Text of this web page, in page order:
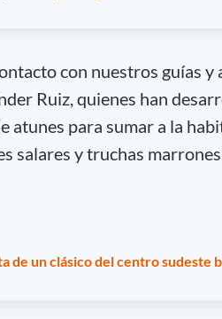
con nuestros guías y
Ruiz, quienes han
atunes para sumar a la
salares y truchas
de un clásico del centro sudeste